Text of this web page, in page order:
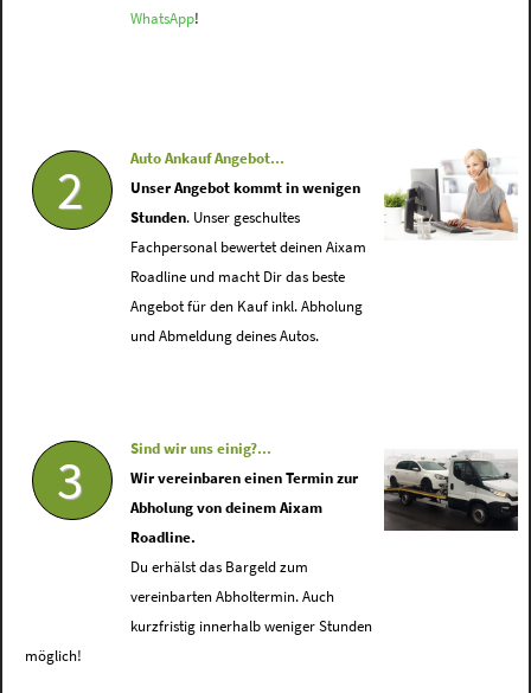
WhatsApp!
2
Auto Ankauf Angebot...
Unser Angebot kommt in wenigen
Stunden. Unser geschultes
Fachpersonal bewertet deinen Aixam
Roadline und macht Dir das beste
Angebot für den Kauf inkl. Abholung
und Abmeldung deines Autos.
3
Sind wir uns einig?...
Wir vereinbaren einen Termin zur
Abholung von deinem Aixam
Roadline.
Du erhälst das Bargeld zum
vereinbarten Abholtermin. Auch
kurzfristig innerhalb weniger Stunden
möglich!